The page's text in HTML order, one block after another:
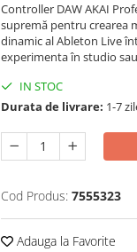
Controller DAW AKAI
supremă pentru crearea
dinamic al Ableton Live
experimenta în studio
IN STOC
Durata de livrare: 1-7
Cod Produs: 7555323
Adauga la Favorite